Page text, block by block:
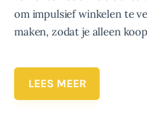
om impulsief winkelen te
maken, zodat je alleen
LEES MEER